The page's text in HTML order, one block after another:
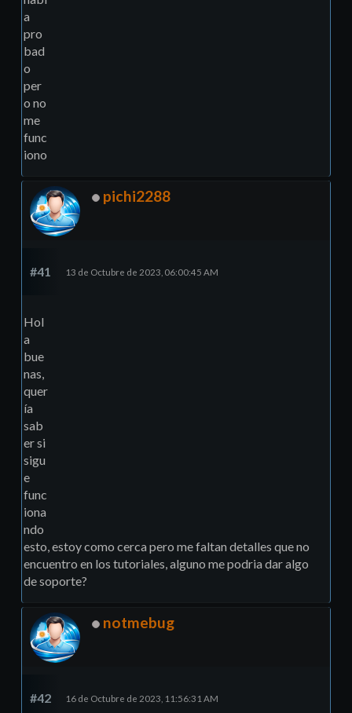
a
pro
bad
o
per
o no
me
func
iono
pichi2288
#41 13 de Octubre de 2023, 06:00:45 AM
Hol
a
bue
nas,
quer
ía
sab
er si
sigu
e
func
iona
ndo
esto, estoy como cerca pero me faltan detalles que no
encuentro en los tutoriales, alguno me podria dar algo
de soporte?
notmebug
#42 16 de Octubre de 2023, 11:56:31 AM